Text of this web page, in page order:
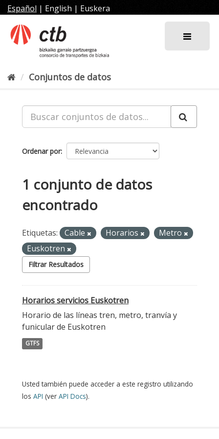
al
contenido
Español | English | Euskera
Conjuntos de datos
Ordenar por
1 conjunto de datos
encontrado
Etiquetas: Cable Horarios
Metro
Euskotren
Filtrar Resultados
Horarios servicios Euskotren
Horario de las líneas tren, metro, tranvía y
funicular de Euskotren
GTFS
Usted también puede acceder a este registro utilizando
los API (ver API Docs).